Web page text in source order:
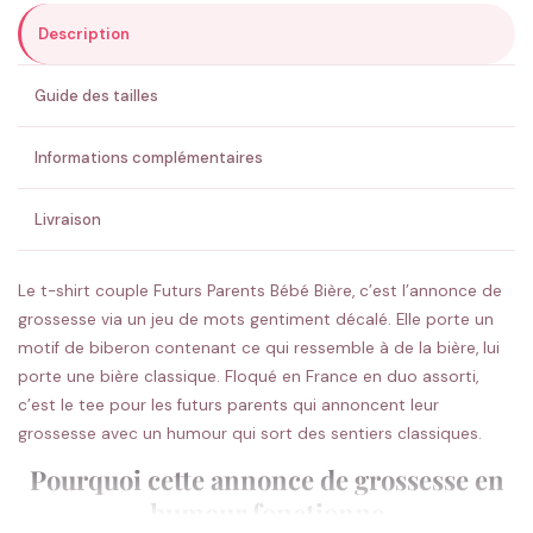
ENVOYER MA DEMANDE ✨
💚 Retour sous 24-48h🇫🇷 Flocage en France✅ Validation avant fabrication
Description
Guide des tailles
Informations complémentaires
Livraison
Le t-shirt couple Futurs Parents Bébé Bière, c’est l’annonce de
grossesse via un jeu de mots gentiment décalé. Elle porte un
motif de biberon contenant ce qui ressemble à de la bière, lui
porte une bière classique. Floqué en France en duo assorti,
c’est le tee pour les futurs parents qui annoncent leur
grossesse avec un humour qui sort des sentiers classiques.
Pourquoi cette annonce de grossesse en
humour fonctionne